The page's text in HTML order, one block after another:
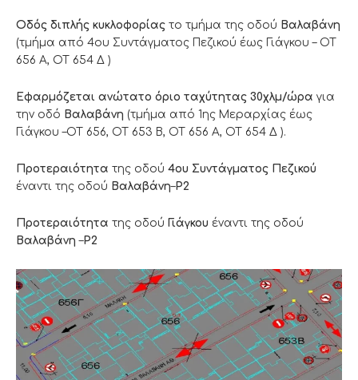
Οδός διπλής κυκλοφορίας το τμήμα της οδού Βαλαβάνη
(τμήμα από 4ου Συντάγματος Πεζικού έως Γιάγκου – ΟΤ
656 Α, ΟΤ 654 Δ )
Eφαρμόζεται ανώτατο όριο ταχύτητας 30χλμ/ώρα για
την οδό Βαλαβάνη (τμήμα από 1ης Μεραρχίας έως
Γιάγκου –ΟΤ 656, ΟΤ 653 Β, ΟΤ 656 Α, ΟΤ 654 Δ ).
Προτεραιότητα της οδού 4ου Συντάγματος Πεζικού
έναντι της οδού Βαλαβάνη–Ρ2
Προτεραιότητα της οδού Γιάγκου έναντι της οδού
Βαλαβάνη–Ρ2